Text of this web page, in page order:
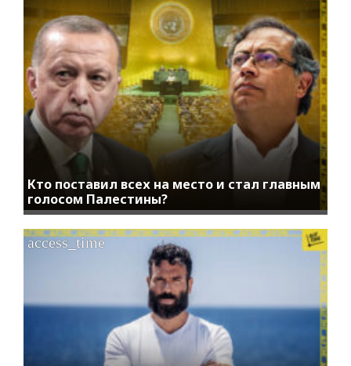
Кто поставил всех на место и стал главным
голосом Палестины?
access_time